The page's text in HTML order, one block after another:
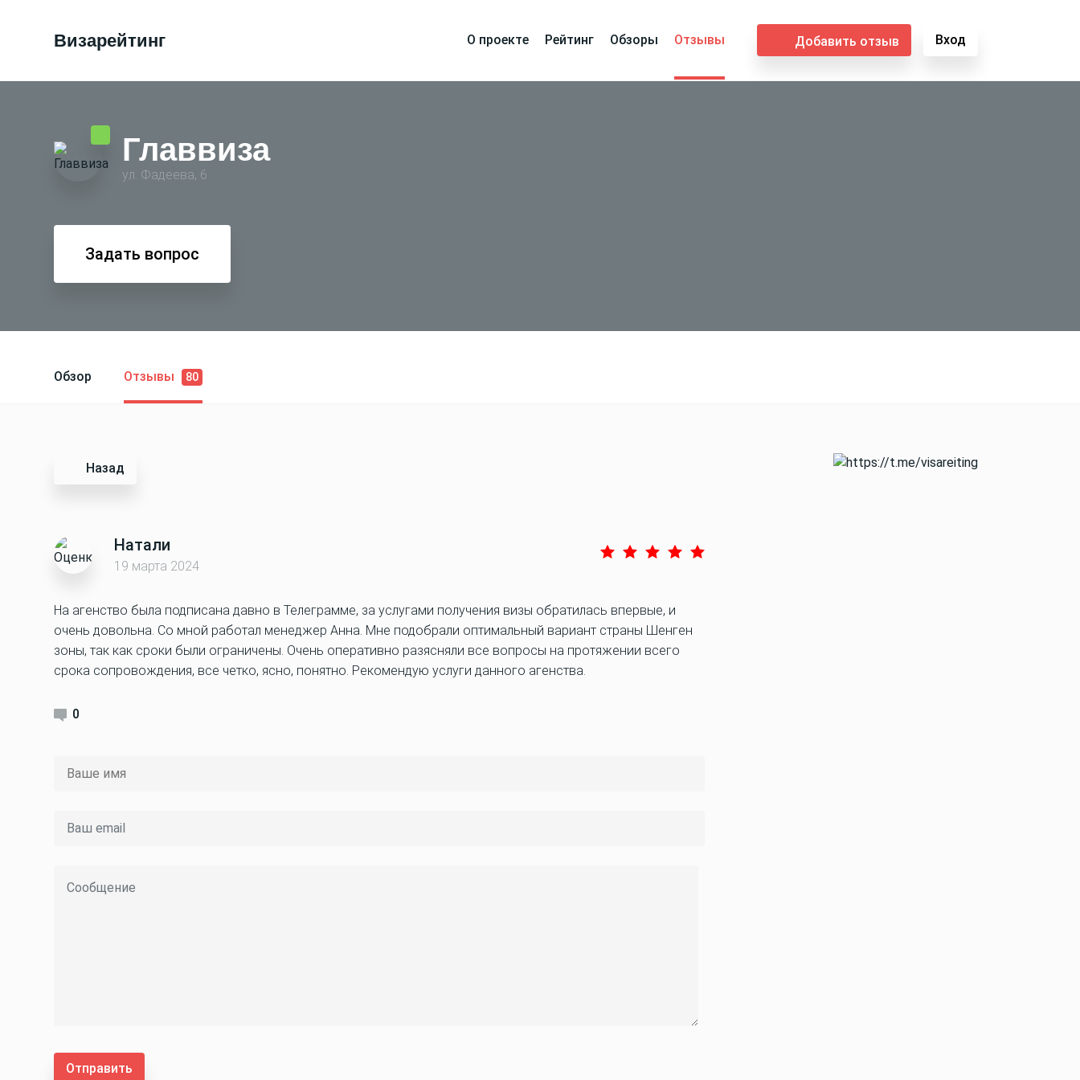
Визарейтинг О проекте Рейтинг Обзоры Отзывы Добавить отзыв Вход
Главвиза
ул. Фадеева, 6
Задать вопрос
Обзор Отзывы 80
Назад
Натали
19 марта 2024
На агенство была подписана давно в Телеграмме, за услугами получения визы обратилась впервые, и
очень довольна. Со мной работал менеджер Анна. Мне подобрали оптимальный вариант страны Шенген
зоны, так как сроки были ограничены. Очень оперативно разясняли все вопросы на протяжении всего
срока сопровождения, все четко, ясно, понятно. Рекомендую услуги данного агенства.
0
Отправить